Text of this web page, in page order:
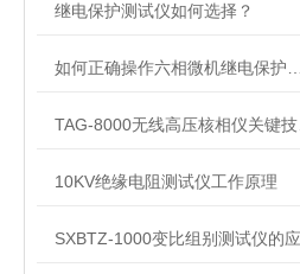
继电保护测试仪如何选择？
10KV绝缘电阻测试仪工作原理